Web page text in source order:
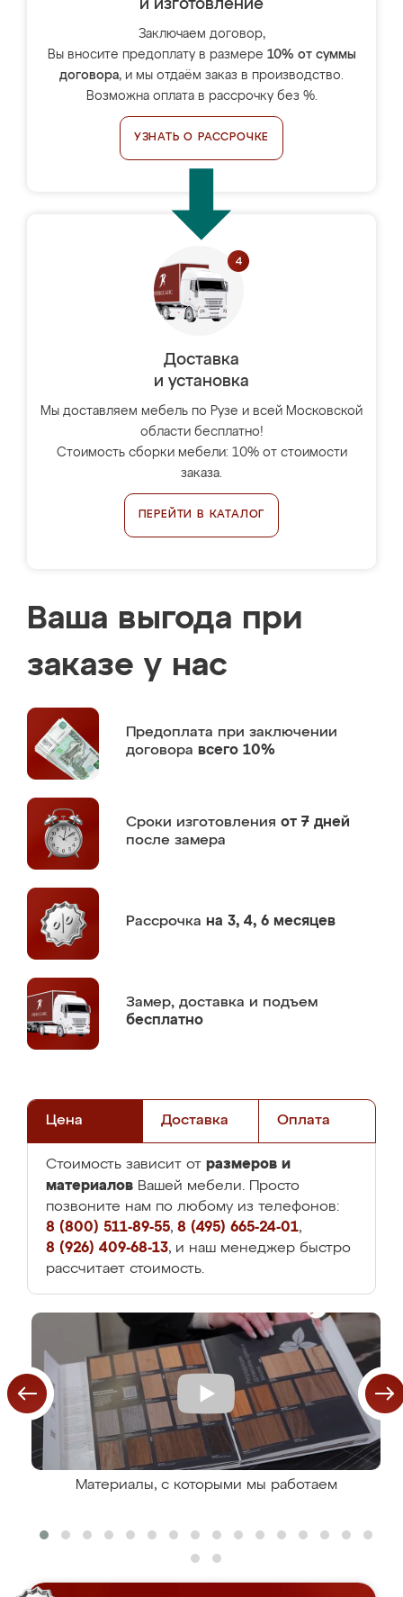
и изготовление
Заключаем договор,
Вы вносите предоплату в размере 10% от суммы
договора, и мы отдаём заказ в производство.
Возможна оплата в рассрочку без %.
УЗНАТЬ О РАССРОЧКЕ
Доставка
и установка
Мы доставляем мебель по Рузе и всей Московской
области бесплатно!
Стоимость сборки мебели: 10% от стоимости
заказа.
ПЕРЕЙТИ В КАТАЛОГ
Ваша выгода при
заказе у нас
Предоплата при заключении
договора всего 10%
Сроки изготовления от 7 дней
после замера
Рассрочка на 3, 4, 6 месяцев
Замер, доставка и подъем
бесплатно
Цена Доставка Оплата
Стоимость зависит от размеров и
материалов Вашей мебели. Просто
позвоните нам по любому из телефонов:
8 (800) 511-89-55, 8 (495) 665-24-01,
8 (926) 409-68-13, и наш менеджер быстро
рассчитает стоимость.
Материалы, с которыми мы работаем